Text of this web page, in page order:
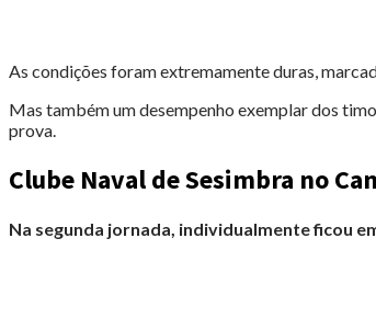
As condições foram extremamente duras,
Mas também um desempenho exemplar dos
prova.
Clube Naval de Sesimbra no
Na segunda jornada, individualmente ficou